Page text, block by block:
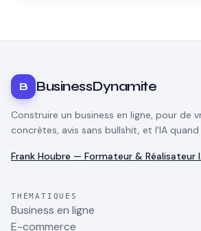
B BusinessDynamite
Construire un business en ligne, pour de
concrètes, avis sans bullshit, et l'IA
Frank Houbre — Formateur & Réalisateur
THÉMATIQUES
Business en ligne
E-commerce